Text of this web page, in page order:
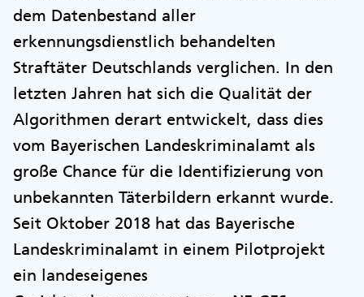
dem Datenbestand aller
erkennungsdienstlich behandelten
Straftäter Deutschlands verglichen. In den
letzten Jahren hat sich die Qualität der
Algorithmen derart entwickelt, dass dies
vom Bayerischen Landeskriminalamt als
große Chance für die Identifizierung von
unbekannten Täterbildern erkannt wurde.
Seit Oktober 2018 hat das Bayerische
Landeskriminalamt in einem Pilotprojekt
ein landeseigenes